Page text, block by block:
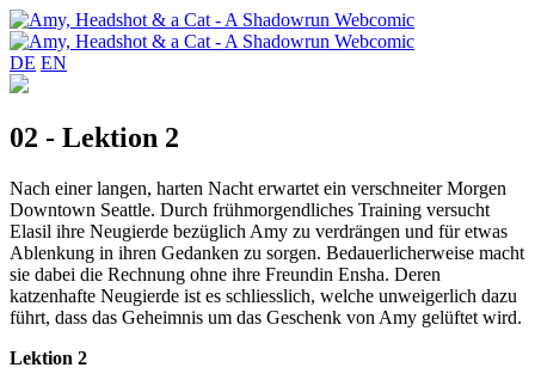
DE EN
02 - Lektion 2
Nach einer langen, harten Nacht erwartet ein verschneiter Morgen
Downtown Seattle. Durch frühmorgendliches Training versucht
Elasil ihre Neugierde bezüglich Amy zu verdrängen und für etwas
Ablenkung in ihren Gedanken zu sorgen. Bedauerlicherweise macht
sie dabei die Rechnung ohne ihre Freundin Ensha. Deren
katzenhafte Neugierde ist es schliesslich, welche unweigerlich dazu
führt, dass das Geheimnis um das Geschenk von Amy gelüftet wird.
Lektion 2